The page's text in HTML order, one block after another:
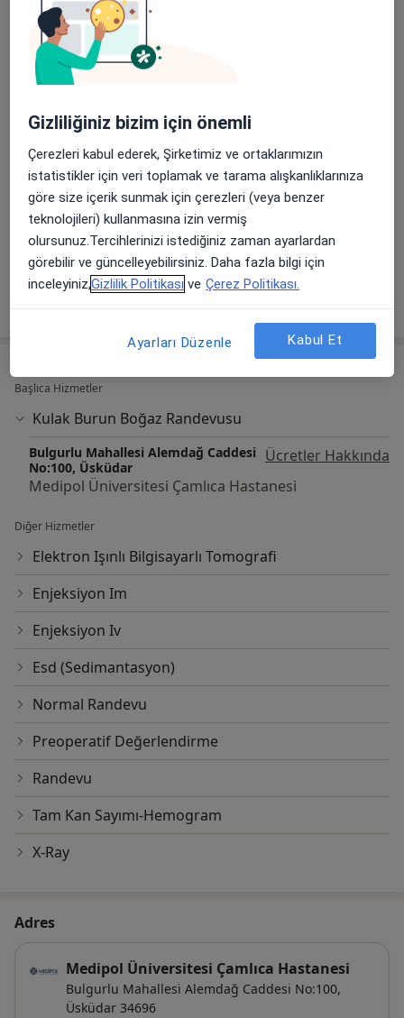
Konsültasyon türleri
Yüz yüzeKonumları görüntüle (1)
Fotoğraflar ve videolar
Galeriyi görüntüle (1)
Tümünü göster
Başlıca Hizmetler
Kulak Burun Boğaz Randevusu
Bulgurlu Mahallesi Alemdağ Caddesi
No:100, Üsküdar
Ücretler Hakkında
Medipol Üniversitesi Çamlıca Hastanesi
Diğer Hizmetler
Elektron Işınlı Bilgisayarlı Tomografi
Enjeksiyon Im
Enjeksiyon Iv
Esd (Sedimantasyon)
Normal Randevu
Preoperatif Değerlendirme
Randevu
Tam Kan Sayımı-Hemogram
X-Ray
Adres
Medipol Üniversitesi Çamlıca Hastanesi
Bulgurlu Mahallesi Alemdağ Caddesi No:100,
Üsküdar 34696
Gizliliğiniz bizim için önemli
Çerezleri kabul ederek, Şirketimiz ve ortaklarımızın
istatistikler için veri toplamak ve tarama alışkanlıklarınıza
göre size içerik sunmak için çerezleri (veya benzer
teknolojileri) kullanmasına izin vermiş
olursunuz.Tercihlerinizi istediğiniz zaman ayarlardan
görebilir ve güncelleyebilirsiniz. Daha fazla bilgi için
inceleyiniz,Gizlilik Politikası ve Çerez Politikası.
Ayarları Düzenle Kabul Et